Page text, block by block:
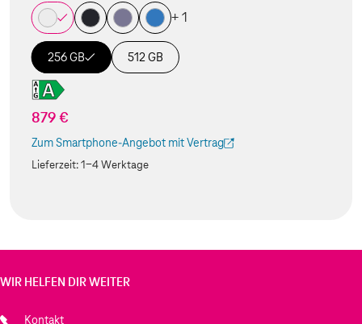
+ 1
256 GB 512 GB
879 €
Zum Smartphone-Angebot mit Vertrag
(Der Link wird in einem neuen Tab geöffnet)
Lieferzeit:1-4 Werktage
WIR HELFEN DIR WEITER
Kontakt